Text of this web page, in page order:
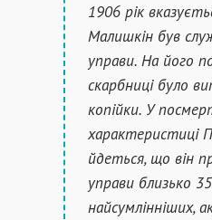
1906 рік
Малишкін був
управи. На його
скарбниці було
копійки. У
характеристиці
йдеться, що він
управи близько
найсумлінніших,